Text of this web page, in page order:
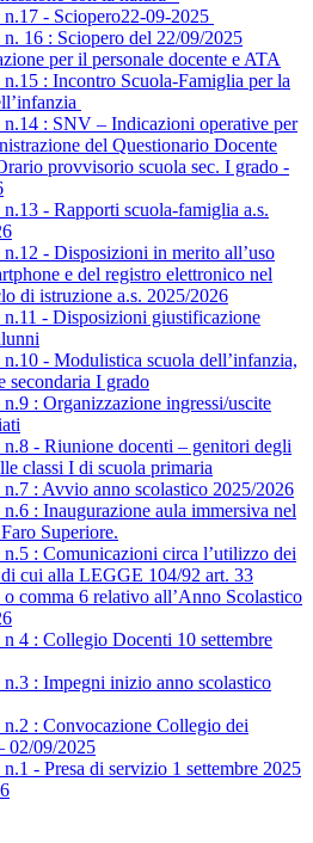
- Sciopero22-09-2025
16 : Sciopero del 22/09/2025
per il personale docente e ATA
: Incontro Scuola-Famiglia per la
n.14 : SNV – Indicazioni operative per
del Questionario Docente
provvisorio scuola sec. I grado -
- Rapporti scuola-famiglia a.s.
- Disposizioni in merito all’uso
e del registro elettronico nel
di istruzione a.s. 2025/2026
n.11 - Disposizioni giustificazione
- Modulistica scuola dell’infanzia,
secondaria I grado
: Organizzazione ingressi/uscite
n.8 - Riunione docenti – genitori degli
classi I di scuola primaria
: Avvio anno scolastico 2025/2026
: Inaugurazione aula immersiva nel
Superiore.
: Comunicazioni circa l’utilizzo dei
di cui alla LEGGE 104/92 art. 33
o comma 6 relativo all’Anno Scolastico
4 : Collegio Docenti 10 settembre
: Impegni inizio anno scolastico
: Convocazione Collegio dei
02/09/2025
- Presa di servizio 1 settembre 2025